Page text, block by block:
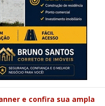
e confira sua ampla